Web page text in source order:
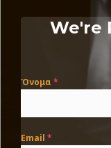
We're
Όνομα *
Email *